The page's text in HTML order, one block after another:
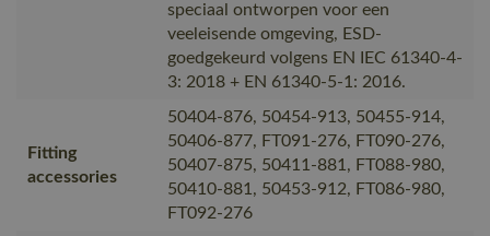
speciaal ontworpen voor een
veeleisende omgeving, ESD-
goedgekeurd volgens EN IEC 61340-4-
3: 2018 + EN 61340-5-1: 2016.
Fitting
accessories
50404-876, 50454-913, 50455-914,
50406-877, FT091-276, FT090-276,
50407-875, 50411-881, FT088-980,
50410-881, 50453-912, FT086-980,
FT092-276